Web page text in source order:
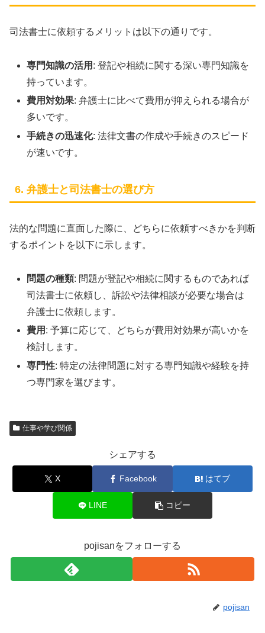
司法書士に依頼するメリットは以下の通りです。
専門知識の活用 : 登記や相続に関する深い専門知識を
持っています。
費用対効果: 弁護士に比べて費用が抑えられる場合が
多いです。
手続きの迅速化: 法律文書の作成や手続きのスピード
が速いです。
6. 弁護士と司法書士の選び方
法的な問題に直面した際に、どちらに依頼すべきかを判断
するポイントを以下に示します。
問題の種類: 問題が登記や相続に関するものであれば
司法書士に依頼し、訴訟や法律相談が必要な場合は
弁護士に依頼します。
費用 : 予算に応じて、どちらが費用対効果が高いかを
検討します。
専門性: 特定の法律問題に対する専門知識や経験を持
つ専門家を選びます。
仕事や学び関係
シェアする
X Facebook はてブ
LINE コピー
pojisanをフォローする
pojisan